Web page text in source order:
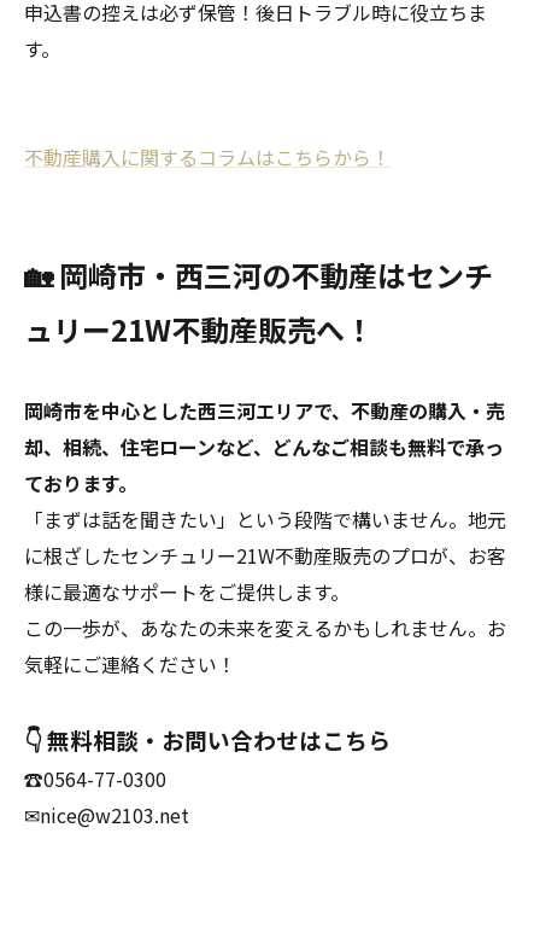
申込書の控えは必ず保管！後日トラブル時に役立ちま
す。
不動産購入に関するコラムはこちらから！
🏡 岡崎市・西三河の不動産はセンチ
ュリー21W不動産販売へ！
岡崎市を中心とした西三河エリアで、不動産の購入・売
却、相続、住宅ローンなど、どんなご相談も無料で承っ
ております。
「まずは話を聞きたい」という段階で構いません。地元
に根ざしたセンチュリー21W不動産販売のプロが、お客
様に最適なサポートをご提供します。
この一歩が、あなたの未来を変えるかもしれません。お
気軽にご連絡ください！
👇 無料相談・お問い合わせはこちら
☎0564-77-0300
✉nice@w2103.net